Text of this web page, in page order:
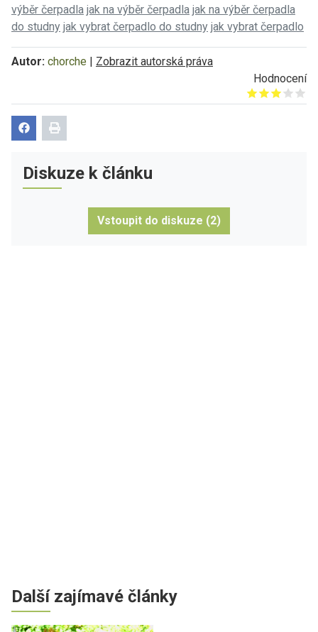
výběr čerpadla jak na výběr čerpadla jak na výběr čerpadla
do studny jak vybrat čerpadlo do studny jak vybrat čerpadlo
Autor: chorche | Zobrazit autorská práva
Hodnocení
Give it 1/5
Give it 2/5
Give it 3/5
Give it 4/5
Give it 5/5
Diskuze k článku
Vstoupit do diskuze (2)
Další zajímavé články